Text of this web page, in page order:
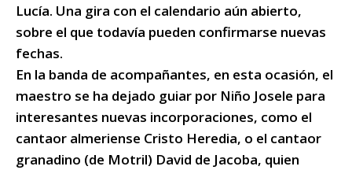
Lucía. Una gira con el calendario aún abierto,
sobre el que todavía pueden confirmarse nuevas
fechas.
En la banda de acompañantes, en esta ocasión, el
maestro se ha dejado guiar por Niño Josele para
interesantes nuevas incorporaciones, como el
cantaor almeriense Cristo Heredia, o el cantaor
granadino (de Motril) David de Jacoba, quien